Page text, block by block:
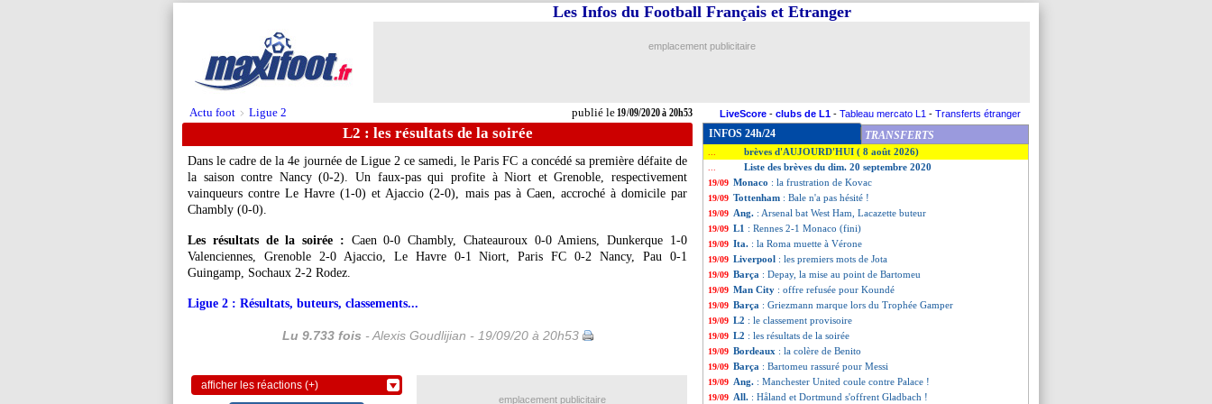
Actu foot > Ligue 2 publié le19/09/2020 à 20h53
Les Infos du Football Français et Etranger
emplacement publicitaire
LiveScore - clubs de L1 - Tableau mercato L1 - Transferts étranger
L2 : les résultats de la soirée
Dans le cadre de la 4e journée de Ligue 2 ce samedi, le Paris FC a concédé sa première défaite de
la saison contre Nancy (0-2). Un faux-pas qui profite à Niort et Grenoble, respectivement
vainqueurs contre Le Havre (1-0) et Ajaccio (2-0), mais pas à Caen, accroché à domicile par
Chambly (0-0).
Les résultats de la soirée : Caen 0-0 Chambly, Chateauroux 0-0 Amiens, Dunkerque 1-0
Valenciennes, Grenoble 2-0 Ajaccio, Le Havre 0-1 Niort, Paris FC 0-2 Nancy, Pau 0-1
Guingamp, Sochaux 2-2 Rodez.
Ligue 2 : Résultats, buteurs, classements...
Lu 9.733 fois - Alexis Goudlijian - 19/09/20 à 20h53
afficher les réactions (+)
INFOS 24h/24 TRANSFERTS
brèves d'AUJOURD'HUI ( 8 août 2026)
Liste des brèves du dim. 20 septembre 2020
19/09 Monaco : la frustration de Kovac
19/09 Tottenham : Bale n'a pas hésité !
19/09 Ang. : Arsenal bat West Ham, Lacazette buteur
19/09 L1 : Rennes 2-1 Monaco (fini)
19/09 Ita. : la Roma muette à Vérone
19/09 Liverpool : les premiers mots de Jota
19/09 Barça : Depay, la mise au point de Bartomeu
19/09 Man City : offre refusée pour Koundé
19/09 Barça : Griezmann marque lors du Trophée Gamper
19/09 L2 : le classement provisoire
19/09 L2 : les résultats de la soirée
19/09 Bordeaux : la colère de Benito
19/09 Barça : Bartomeu rassuré pour Messi
19/09 Ang. : Manchester United coule contre Palace !
19/09 All. : Håland et Dortmund s'offrent Gladbach !
emplacement publicitaire